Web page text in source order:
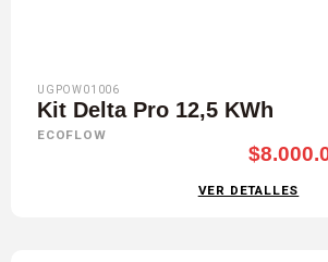
UGPOW01006
Kit Delta Pro 12,5 KWh
ECOFLOW
VER DETALLES